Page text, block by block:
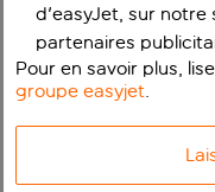
d'easyJet, sur notre
partenaires
Pour en savoir plus,
groupe easyjet.